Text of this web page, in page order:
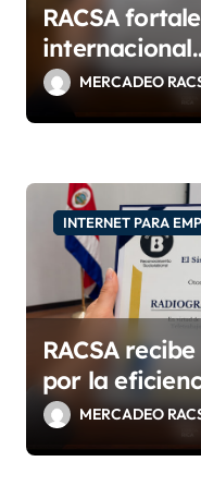
RACSA
internacional
con las
9001:2015 e
MERCADEO
INTERNET PARA
RACSA
por la
teletrabajo
MERCADEO